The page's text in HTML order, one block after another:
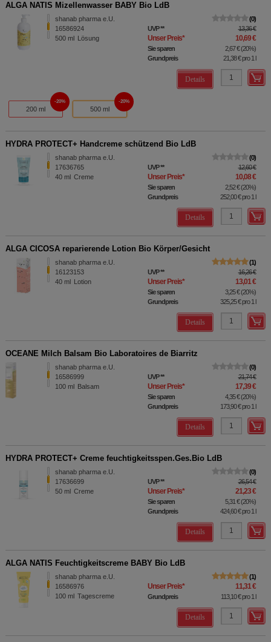
ALGA NATIS Mizellenwasser BABY Bio LdB
shanab pharma e.U.
16586924
500 ml Lösung
0
UVP** 13,36 €
Unser Preis* 10,69 €
Sie sparen 2,67 €(20%)
Grundpreis
21,38 €pro 1 l
Details
200 ml
20%
500 ml
20%
HYDRA PROTECT+ Handcreme schützend Bio LdB
shanab pharma e.U.
17636765
40 ml Creme
0
UVP** 12,60 €
Unser Preis* 10,08 €
Sie sparen 2,52 €(20%)
Grundpreis
252,00 €pro 1 l
Details
ALGA CICOSA reparierende Lotion Bio Körper/Gesicht
shanab pharma e.U.
16123153
40 ml Lotion
1
UVP** 16,26 €
Unser Preis* 13,01 €
Sie sparen 3,25 €(20%)
Grundpreis
325,25 €pro 1 l
Details
OCEANE Milch Balsam Bio Laboratoires de Biarritz
shanab pharma e.U.
16586999
100 ml Balsam
0
UVP** 21,74 €
Unser Preis* 17,39 €
Sie sparen 4,35 €(20%)
Grundpreis
173,90 €pro 1 l
Details
HYDRA PROTECT+ Creme feuchtigkeitsspen.Ges.Bio LdB
shanab pharma e.U.
17636699
50 ml Creme
0
UVP** 26,54 €
Unser Preis* 21,23 €
Sie sparen 5,31 €(20%)
Grundpreis
424,60 €pro 1 l
Details
ALGA NATIS Feuchtigkeitscreme BABY Bio LdB
shanab pharma e.U.
16586976
100 ml Tagescreme
1
Unser Preis* 11,31 €
Grundpreis 113,10 €pro 1 l
Details